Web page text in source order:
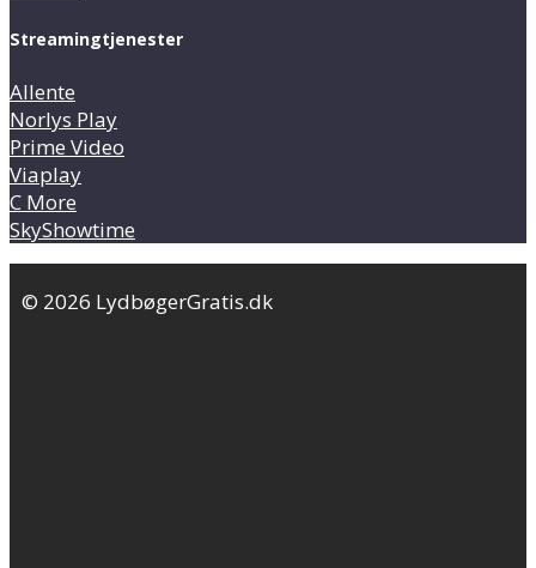
Streamingtjenester
Allente
Norlys Play
Prime Video
Viaplay
C More
SkyShowtime
© 2026 LydbøgerGratis.dk